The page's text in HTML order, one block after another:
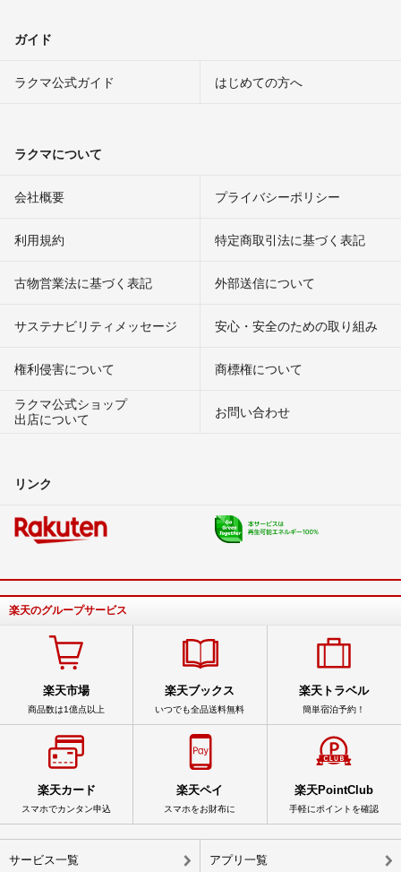
ガイド
ラクマ公式ガイド はじめての方へ
ラクマについて
会社概要 プライバシーポリシー
利用規約 特定商取引法に基づく表記
古物営業法に基づく表記 外部送信について
サステナビリティメッセージ 安心・安全のための取り組み
権利侵害について
商標権について
ラクマ公式ショップ
出店について
お問い合わせ
リンク
楽天のグループサービス
楽天市場
商品数は1億点以上
楽天ブックス
いつでも全品送料無料
楽天トラベル
簡単宿泊予約！
楽天カード
スマホでカンタン申込
楽天ペイ
スマホをお財布に
楽天PointClub
手軽にポイントを確認
サービス一覧 アプリ一覧